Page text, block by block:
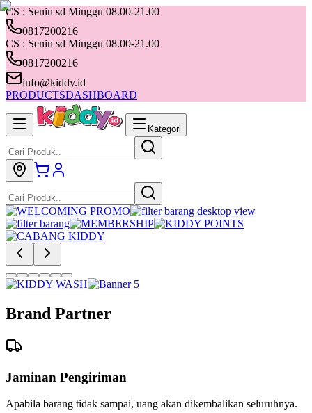
CS : Senin sd Minggu 08.00-21.00
0817200216
CS : Senin sd Minggu 08.00-21.00
0817200216
info@kiddy.id
PRODUCTSDASHBOARD
Kategori
Brand Partner
Jaminan Pengiriman
Apabila barang tidak sampai, uang akan dikembalikan seluruhnya.